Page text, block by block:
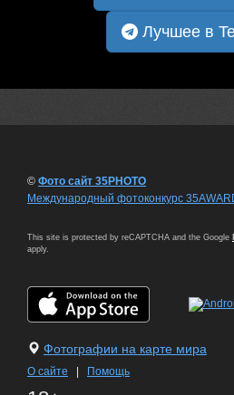
Лучшее в
© Фото сайт 35PHOTO
Международный фотоконкурс
This site is protected by reCAPTCHA and the Google
apply.
Фотографии на карте мира
О сайте Помощь